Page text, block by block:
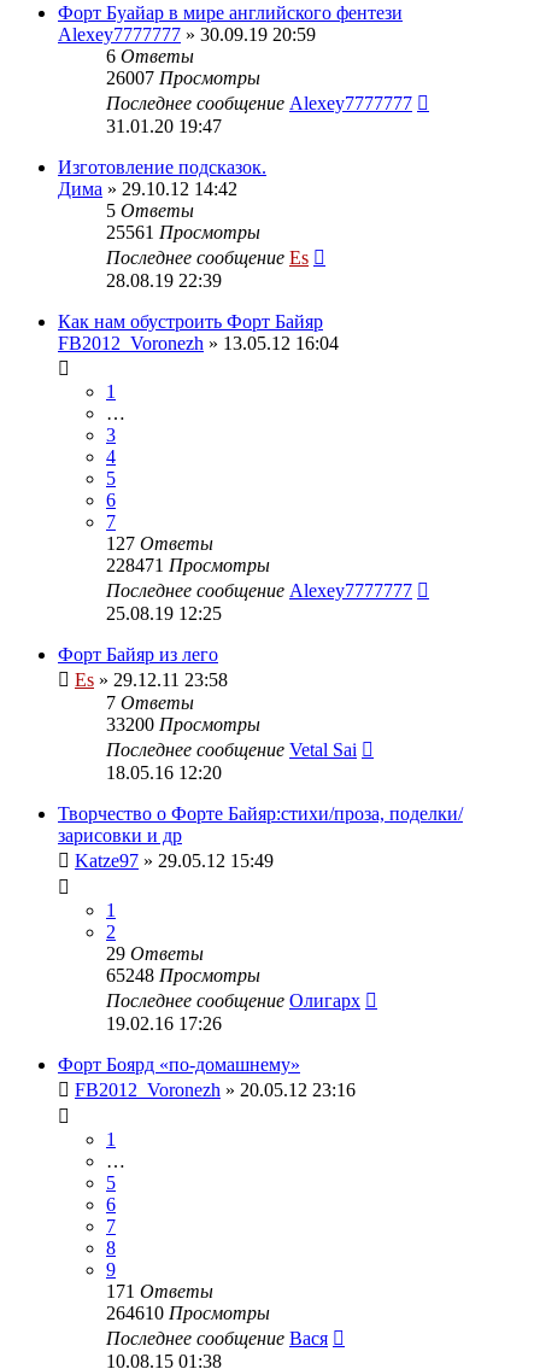
Форт Буайар в мире английского фентези
Alexey7777777 » 30.09.19 20:59
6 Ответы
26007 Просмотры
Последнее сообщение Alexey7777777
31.01.20 19:47
Изготовление подсказок.
Дима » 29.10.12 14:42
5 Ответы
25561 Просмотры
Последнее сообщение Es
28.08.19 22:39
Как нам обустроить Форт Байяр
FB2012_Voronezh » 13.05.12 16:04
1
…
3
4
5
6
7
127 Ответы
228471 Просмотры
Последнее сообщение Alexey7777777
25.08.19 12:25
Форт Байяр из лего
Es » 29.12.11 23:58
7 Ответы
33200 Просмотры
Последнее сообщение Vetal Sai
18.05.16 12:20
Творчество о Форте Байяр:стихи/проза, поделки/
зарисовки и др
Katze97 » 29.05.12 15:49
1
2
29 Ответы
65248 Просмотры
Последнее сообщение Олигарх
19.02.16 17:26
Форт Боярд «по-домашнему»
FB2012_Voronezh » 20.05.12 23:16
1
…
5
6
7
8
9
171 Ответы
264610 Просмотры
Последнее сообщение Вася
10.08.15 01:38